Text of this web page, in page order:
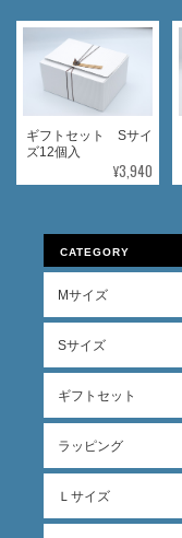
ギフトセット Sサイ
ズ12個入
¥3,940
CATEGORY
Mサイズ
Sサイズ
ギフトセット
ラッピング
Ｌサイズ